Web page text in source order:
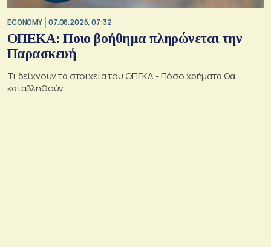
ECONOMY 07.08.2026, 07:32
ΟΠΕΚΑ: Ποιο βοήθημα πληρώνεται την
Παρασκευή
Τι δείχνουν τα στοιχεία του ΟΠΕΚΑ - Πόσο χρήματα θα
καταβληθούν